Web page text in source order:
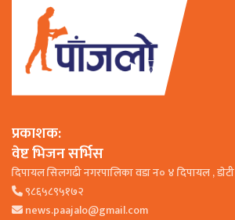
प्रकाशक:
वेष्ट भिजन सर्भिस
दिपायल सिलगढी नगरपालिका वडा न० ४ दिपायल , डाेटी
९८६५८९५१७२
news.paajalo@gmail.com